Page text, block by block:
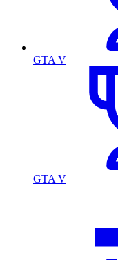
GTA V
GTA V